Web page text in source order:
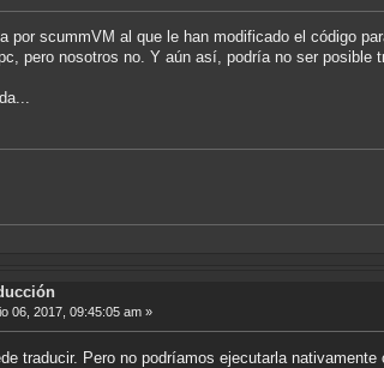
por scummVM al que le han modificado el código
pero nosotros no. Y aún así, podría no ser posible
06, 2017, 09:45:05 am »
traducir. Pero no podríamos ejecutarla